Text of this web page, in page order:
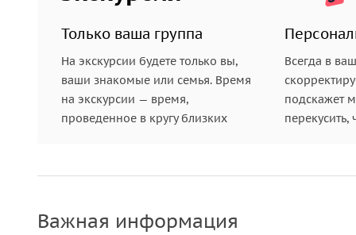
Только ваша группа
На экскурсии будете только вы,
ваши знакомые или семья. Время
на экскурсии — время,
проведенное в кругу близких
Всегда в
подскажет
перекусить,
Важная информация